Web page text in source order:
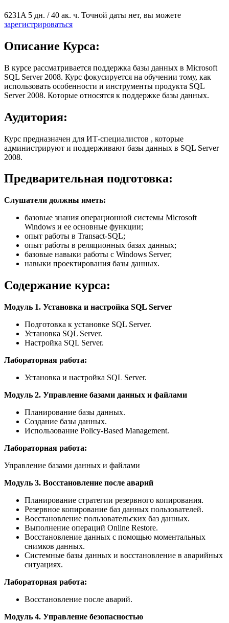
6231A 5 дн. / 40 ак. ч. Точной даты нет, вы можете
зарегистрироваться
Описание Курса:
В курсе рассматривается поддержка базы данных в Microsoft
SQL Server 2008. Курс фокусируется на обучении тому, как
использовать особенности и инструменты продукта SQL
Server 2008. Которые относятся к поддержке базы данных.
Аудитория:
Курс предназначен для ИТ-специалистов , которые
администрируют и поддерживают базы данных в SQL Server
2008.
Предварительная подготовка:
Слушатели должны иметь:
базовые знания операционной системы Microsoft
Windows и ее основные функции;
опыт работы в Transact-SQL;
опыт работы в реляционных базах данных;
базовые навыки работы c Windows Server;
навыки проектирования базы данных.
Содержание курса:
Модуль 1. Установка и настройка SQL Server
Подготовка к установке SQL Server.
Установка SQL Server.
Настройка SQL Server.
Лабораторная работа:
Установка и настройка SQL Server.
Модуль 2. Управление базами данных и файлами
Планирование базы данных.
Создание базы данных.
Использование Policy-Based Management.
Лабораторная работа:
Управление базами данных и файлами
Модуль 3. Восстановление после аварий
Планирование стратегии резервного копирования.
Резервное копирование баз данных пользователей.
Восстановление пользовательских баз данных.
Выполнение операций Online Restore.
Восстановление данных с помощью моментальных
снимков данных.
Системные базы данных и восстановление в аварийных
ситуациях.
Лабораторная работа:
Восстановление после аварий.
Модуль 4. Управление безопасностью